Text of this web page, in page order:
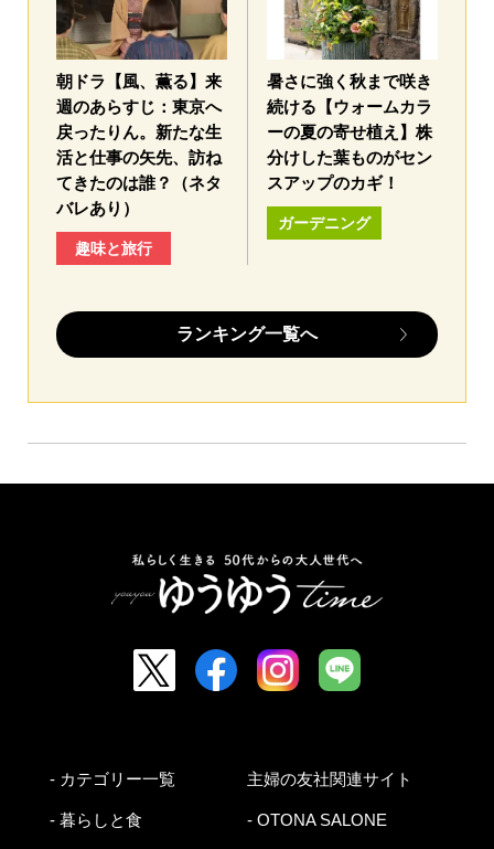
朝ドラ【風、薫る】来
週のあらすじ：東京へ
戻ったりん。新たな生
活と仕事の矢先、訪ね
てきたのは誰？（ネタ
バレあり）
趣味と旅行
暑さに強く秋まで咲き
続ける【ウォームカラ
ーの夏の寄せ植え】株
分けした葉ものがセン
スアップのカギ！
ガーデニング
ランキング一覧へ
- カテゴリー一覧
- 暮らしと食
主婦の友社関連サイト
- OTONA SALONE